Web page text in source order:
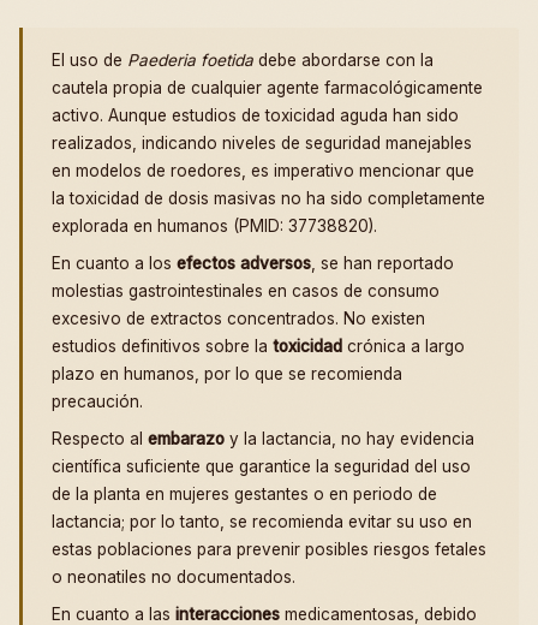
El uso de Paederia foetida debe abordarse con la
cautela propia de cualquier agente farmacológicamente
activo. Aunque estudios de toxicidad aguda han sido
realizados, indicando niveles de seguridad manejables
en modelos de roedores, es imperativo mencionar que
la toxicidad de dosis masivas no ha sido completamente
explorada en humanos (PMID: 37738820).
En cuanto a los efectos adversos , se han reportado
molestias gastrointestinales en casos de consumo
excesivo de extractos concentrados. No existen
estudios definitivos sobre la toxicidad crónica a largo
plazo en humanos, por lo que se recomienda
precaución.
Respecto al embarazo y la lactancia, no hay evidencia
científica suficiente que garantice la seguridad del uso
de la planta en mujeres gestantes o en periodo de
lactancia; por lo tanto, se recomienda evitar su uso en
estas poblaciones para prevenir posibles riesgos fetales
o neonatiles no documentados.
En cuanto a las interacciones medicamentosas, debido